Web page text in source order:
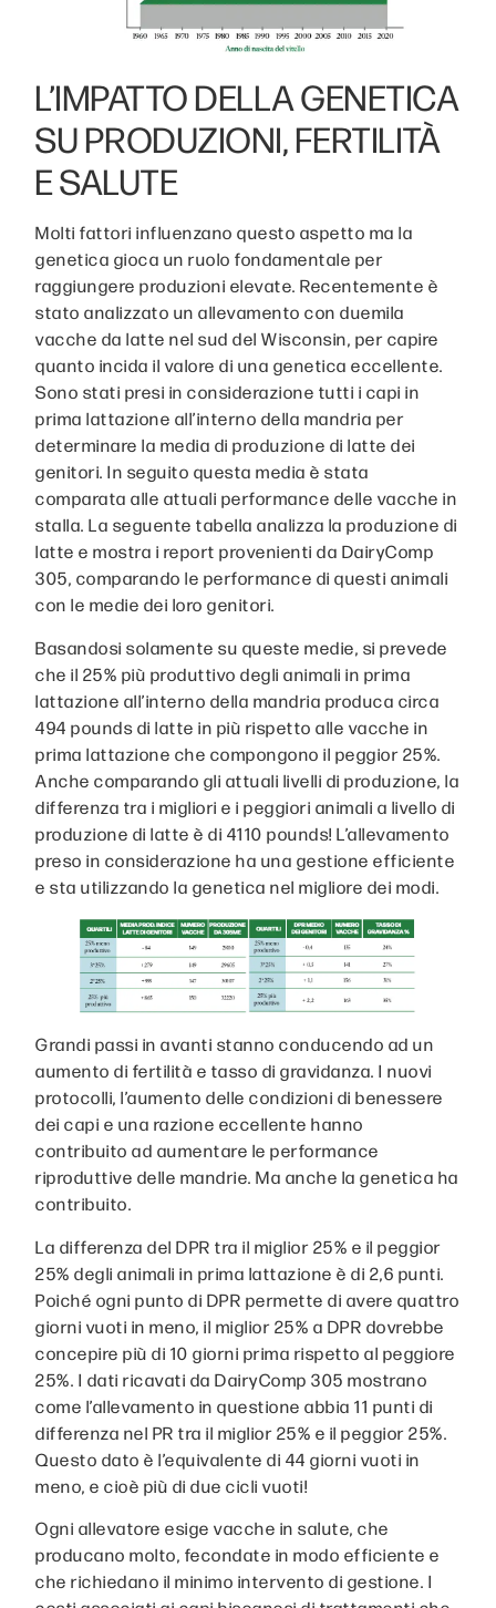
L’IMPATTO DELLA GENETICA
SU PRODUZIONI, FERTILITÀ
E SALUTE
Molti fattori influenzano questo aspetto ma la
genetica gioca un ruolo fondamentale per
raggiungere produzioni elevate. Recentemente è
stato analizzato un allevamento con duemila
vacche da latte nel sud del Wisconsin, per capire
quanto incida il valore di una genetica eccellente.
Sono stati presi in considerazione tutti i capi in
prima lattazione all’interno della mandria per
determinare la media di produzione di latte dei
genitori. In seguito questa media è stata
comparata alle attuali performance delle vacche in
stalla. La seguente tabella analizza la produzione di
latte e mostra i report provenienti da DairyComp
305, comparando le performance di questi animali
con le medie dei loro genitori.
Basandosi solamente su queste medie, si prevede
che il 25% più produttivo degli animali in prima
lattazione all’interno della mandria produca circa
494 pounds di latte in più rispetto alle vacche in
prima lattazione che compongono il peggior 25%.
Anche comparando gli attuali livelli di produzione, la
differenza tra i migliori e i peggiori animali a livello di
produzione di latte è di 4110 pounds! L’allevamento
preso in considerazione ha una gestione efficiente
e sta utilizzando la genetica nel migliore dei modi.
Grandi passi in avanti stanno conducendo ad un
aumento di fertilità e tasso di gravidanza. I nuovi
protocolli, l’aumento delle condizioni di benessere
dei capi e una razione eccellente hanno
contribuito ad aumentare le performance
riproduttive delle mandrie. Ma anche la genetica ha
contribuito.
La differenza del DPR tra il miglior 25% e il peggior
25% degli animali in prima lattazione è di 2,6 punti.
Poiché ogni punto di DPR permette di avere quattro
giorni vuoti in meno, il miglior 25% a DPR dovrebbe
concepire più di 10 giorni prima rispetto al peggiore
25%. I dati ricavati da DairyComp 305 mostrano
come l’allevamento in questione abbia 11 punti di
differenza nel PR tra il miglior 25% e il peggior 25%.
Questo dato è l’equivalente di 44 giorni vuoti in
meno, e cioè più di due cicli vuoti!
Ogni allevatore esige vacche in salute, che
producano molto, fecondate in modo efficiente e
che richiedano il minimo intervento di gestione. I